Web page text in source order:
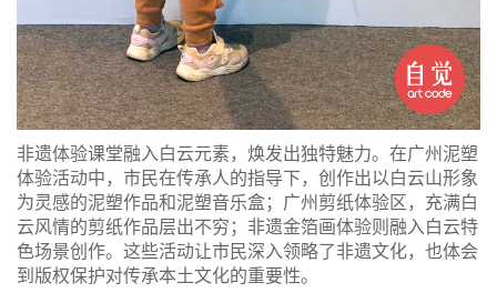
非遗体验课堂融入白云元素，焕发出独特魅力。在广州泥塑
体验活动中，市民在传承人的指导下，创作出以白云山形象
为灵感的泥塑作品和泥塑音乐盒；广州剪纸体验区，充满白
云风情的剪纸作品层出不穷；非遗金箔画体验则融入白云特
色场景创作。这些活动让市民深入领略了非遗文化，也体会
到版权保护对传承本土文化的重要性。